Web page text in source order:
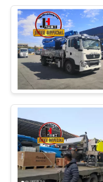
MAPA
DEL
SITIO
POLÍTICAS
DE
PRIVACIDAD